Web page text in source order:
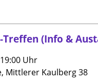
Treffen (Info &
Uhr
Mittlerer Kaulberg 38